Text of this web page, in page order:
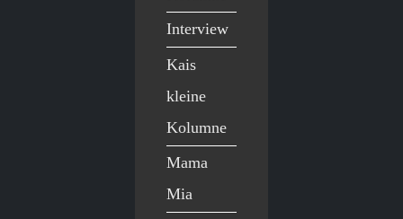
Interview
Kais
kleine
Kolumne
Mama
Mia